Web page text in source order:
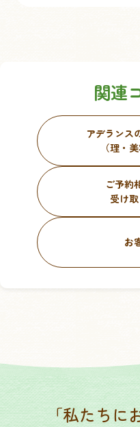
関連
アデランス
（理・
ご予約
受け
お
「私たちに